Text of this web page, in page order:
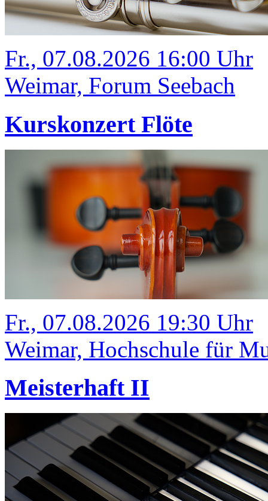
Fr., 07.08.2026 16:00 Uhr
Weimar, Forum Seebach
Kurskonzert Flöte
Fr., 07.08.2026 19:30 Uhr
Weimar, Hochschule für
Meisterhaft II